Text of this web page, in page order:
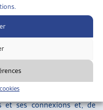
sondages ;
statistiques ;
collecte et analyse les
et ses connexions et, de